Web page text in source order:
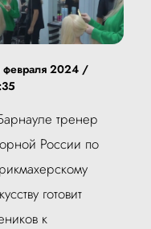
2024 /
тренер
России по
готовит
к